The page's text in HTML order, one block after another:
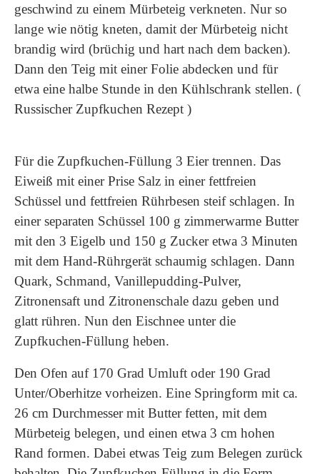
geschwind zu einem Mürbeteig verkneten. Nur so
lange wie nötig kneten, damit der Mürbeteig nicht
brandig wird (brüchig und hart nach dem backen).
Dann den Teig mit einer Folie abdecken und für
etwa eine halbe Stunde in den Kühlschrank stellen. (
Russischer Zupfkuchen Rezept )
Für die Zupfkuchen-Füllung 3 Eier trennen. Das
Eiweiß mit einer Prise Salz in einer fettfreien
Schüssel und fettfreien Rührbesen steif schlagen. In
einer separaten Schüssel 100 g zimmerwarme Butter
mit den 3 Eigelb und 150 g Zucker etwa 3 Minuten
mit dem Hand-Rührgerät schaumig schlagen. Dann
Quark, Schmand, Vanillepudding-Pulver,
Zitronensaft und Zitronenschale dazu geben und
glatt rühren. Nun den Eischnee unter die
Zupfkuchen-Füllung heben.
Den Ofen auf 170 Grad Umluft oder 190 Grad
Unter/Oberhitze vorheizen. Eine Springform mit ca.
26 cm Durchmesser mit Butter fetten, mit dem
Mürbeteig belegen, und einen etwa 3 cm hohen
Rand formen. Dabei etwas Teig zum Belegen zurück